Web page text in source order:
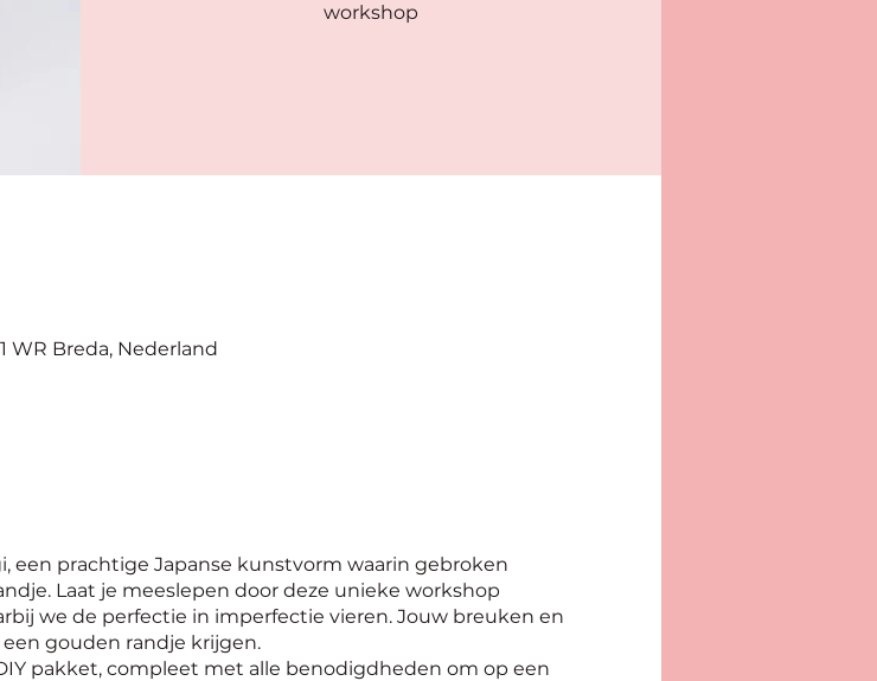
workshop
WR Breda, Nederland
een prachtige Japanse kunstvorm waarin gebroken
Laat je meeslepen door deze unieke workshop
we de perfectie in imperfectie vieren. Jouw breuken en
gouden randje krijgen.
pakket, compleet met alle benodigdheden om op een